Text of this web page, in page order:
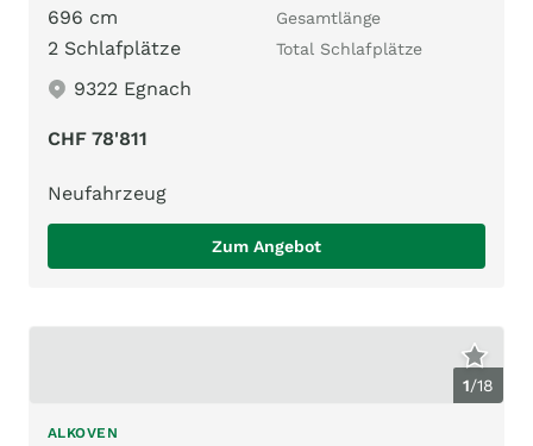
696 cm Gesamtlänge
2 Schlafplätze Total Schlafplätze
9322 Egnach
CHF 78'811
Neufahrzeug
Zum Angebot
1/18
ALKOVEN